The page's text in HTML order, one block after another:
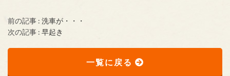
前の記事 : 洗車が・・・
次の記事 : 早起き
一覧に戻る